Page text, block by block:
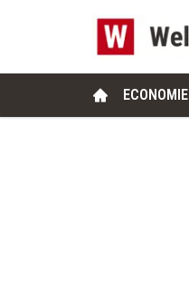
ECONOMIE